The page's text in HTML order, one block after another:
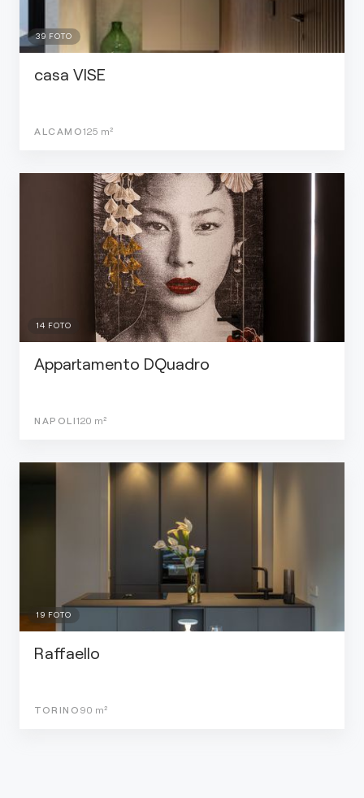
39 FOTO
casa VISE
ALCAMO125 m²
14 FOTO
Appartamento DQuadro
NAPOLI120 m²
19 FOTO
Raffaello
TORINO 90 m²